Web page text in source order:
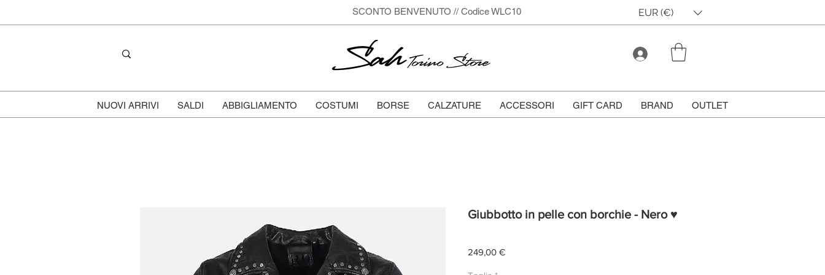
SCONTO BENVENUTO // Codice WLC10 EUR (€)
SahTorino Store
NUOVI ARRIVI SALDI ABBIGLIAMENTO COSTUMI BORSE CALZATURE ACCESSORI GIFT CARD BRAND OUTLET
Giubbotto in pelle con borchie - Nero ♥
249,00 €Prezzo